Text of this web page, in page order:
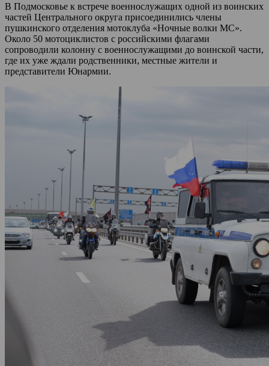
В Подмосковье к встрече военнослужащих одной из воинских
частей Центрального округа присоединились члены
пушкинского отделения мотоклуба «Ночные волки МС».
Около 50 мотоциклистов с российскими флагами
сопроводили колонну с военнослужащими до воинской части,
где их уже ждали родственники, местные жители и
представители Юнармии.